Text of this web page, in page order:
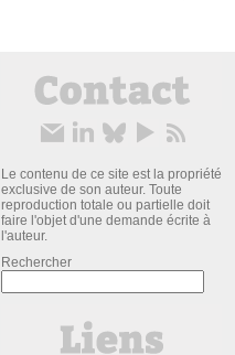
Le contenu de ce site est la propriété
exclusive de son auteur. Toute
reproduction totale ou partielle doit
faire l'objet d'une demande écrite à
l'auteur.
Rechercher